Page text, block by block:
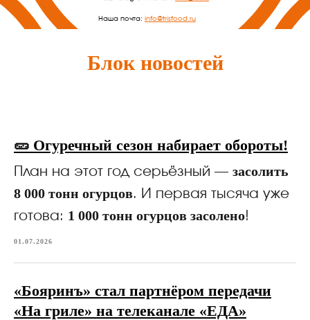
Наша почта: info@trisfood.ru
Блок новостей
🥒 Огуречный сезон набирает обороты!
План на этот год серьёзный — засолить
8 000 тонн огурцов. И первая тысяча уже
готова: 1 000 тонн огурцов засолено!
01.07.2026
«Бояринъ» стал партнёром передачи
«На гриле» на телеканале «ЕДА»